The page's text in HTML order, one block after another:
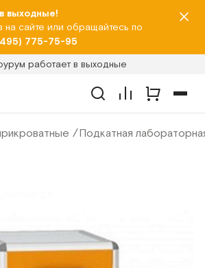
выходные!
на сайте или обращайтесь по
775-75-95
работает в выходные
Подкатная